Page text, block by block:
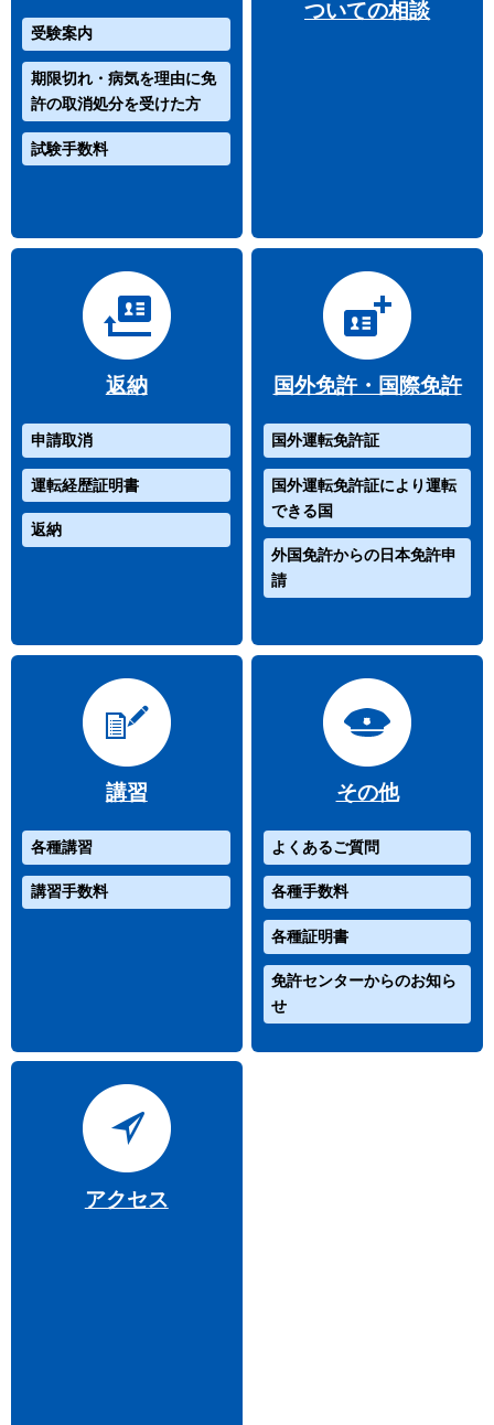
受験案内
期限切れ・病気を理由に免
許の取消処分を受けた方
試験手数料
ついての相談
返納
申請取消
運転経歴証明書
返納
国外免許・国際免許
国外運転免許証
国外運転免許証により運転
できる国
外国免許からの日本免許申
請
講習
各種講習
講習手数料
その他
よくあるご質問
各種手数料
各種証明書
免許センターからのお知ら
せ
アクセス